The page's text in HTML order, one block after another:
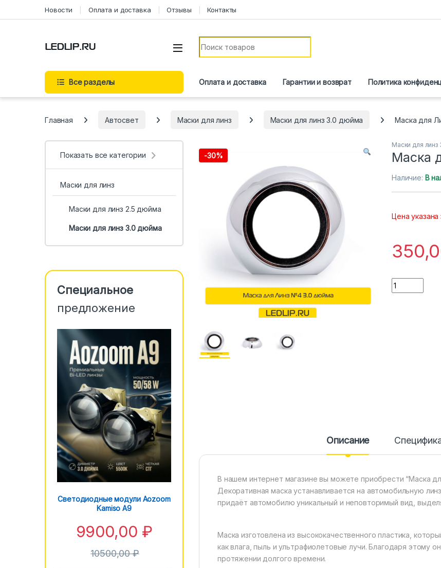
Перейти к содержимому
Новости Оплата и доставка Отзывы Контакты
Искать:
Все разделы Оплата и доставка Гарантии и возврат Политика
Главная Автосвет Маски для линз Маски для линз 3.0 дюйма Маска для
-30%
Маски для
Маска
Наличие: В
Цена
Количество
Описание
В нашем интернет магазине вы можете приобрести “Маска
Декоративная маска устанавливается на автомобильную
придаёт автомобилю уникальный и неповторимый вид,
Маска изготовлена из высококачественного пластика,
как влага, пыль и ультрафиолетовые лучи. Благодаря этому
протяжении долгого времени.
Показать все категории
Маски для линз
Маски для линз 2.5 дюйма
Маски для линз 3.0 дюйма
Специальное
предложение
Светодиодные модули Aozoom
Kamiso A9
9900,00 ₽
10500,00₽